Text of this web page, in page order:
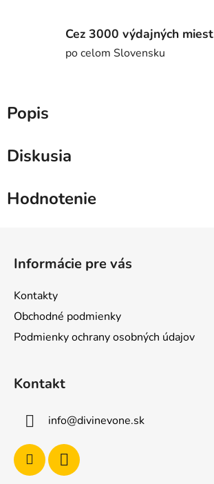
Cez 3000 výdajných miest
po celom Slovensku
Popis
Diskusia
Hodnotenie
Informácie pre vás
Kontakty
Obchodné podmienky
Podmienky ochrany osobných údajov
Kontakt
info@divinevone.sk